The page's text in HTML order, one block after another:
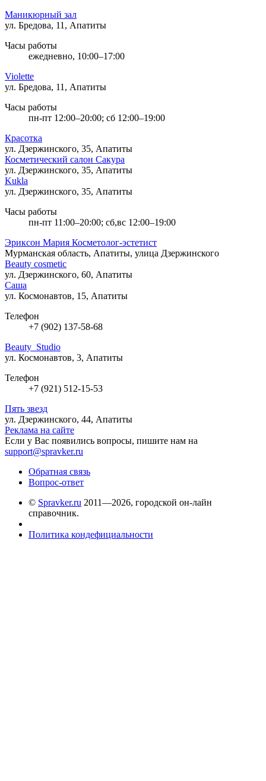
Маникюрный зал
ул. Бредова, 11, Апатиты
Часы работы
ежедневно, 10:00–17:00
Violette
ул. Бредова, 11, Апатиты
Часы работы
пн-пт 12:00–20:00; сб 12:00–19:00
Красотка
ул. Дзержинского, 35, Апатиты
Косметический салон Сакура
ул. Дзержинского, 35, Апатиты
Kukla
ул. Дзержинского, 35, Апатиты
Часы работы
пн-пт 11:00–20:00; сб,вс 12:00–19:00
Эриксон Мария Косметолог-эстетист
Мурманская область, Апатиты, улица Дзержинского
Beauty cosmetic
ул. Дзержинского, 60, Апатиты
Саша
ул. Космонавтов, 15, Апатиты
Телефон
+7 (902) 137-58-68
Beauty_Studio
ул. Космонавтов, 3, Апатиты
Телефон
+7 (921) 512-15-53
Пять звезд
ул. Дзержинского, 44, Апатиты
Реклама на сайте
Если у Вас появились вопросы, пишите нам на
support@spravker.ru
Обратная связь
Вопрос-ответ
© Spravker.ru 2011—2026, городской он-лайн
справочник.
Политика кондефициальности